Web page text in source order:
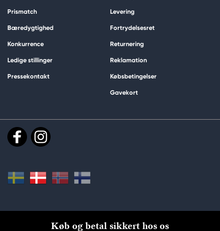
Prismatch
Bæredygtighed
Konkurrence
Ledige stillinger
Pressekontakt
Levering
Fortrydelsesret
Returnering
Reklamation
Købsbetingelser
Gavekort
Køb og betal sikkert hos os